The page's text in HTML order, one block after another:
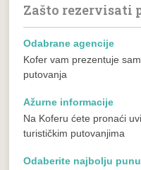
Zašto rezervisati
Odabrane agencije
Kofer vam prezentuje
putovanja
Ažurne informacije
Na Koferu ćete pronaći
turističkim putovanjima
Odaberite najbolju